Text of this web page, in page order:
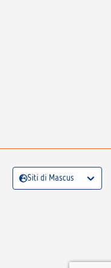
Siti di Mascus